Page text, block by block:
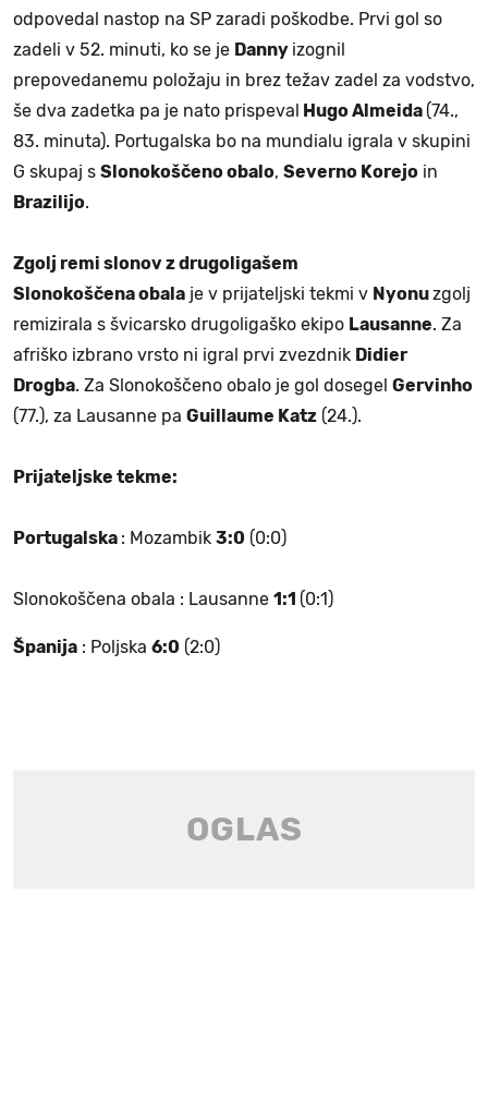
odpovedal nastop na SP zaradi poškodbe. Prvi gol so
zadeli v 52. minuti, ko se je Danny izognil
prepovedanemu položaju in brez težav zadel za vodstvo,
še dva zadetka pa je nato prispeval Hugo Almeida (74.,
83. minuta). Portugalska bo na mundialu igrala v skupini
G skupaj s Slonokoščeno obalo, Severno Korejo in
Brazilijo.
Zgolj remi slonov z drugoligašem
Slonokoščena obala je v prijateljski tekmi v Nyonuzgolj
remizirala s švicarsko drugoligaško ekipo Lausanne. Za
afriško izbrano vrsto ni igral prvi zvezdnik Didier
Drogba. Za Slonokoščeno obalo je gol dosegel Gervinho
(77.), za Lausanne pa Guillaume Katz (24.).
Prijateljske tekme:
Portugalska : Mozambik 3:0 (0:0)
Slonokoščena obala : Lausanne 1:1 (0:1)
Španija : Poljska 6:0 (2:0)